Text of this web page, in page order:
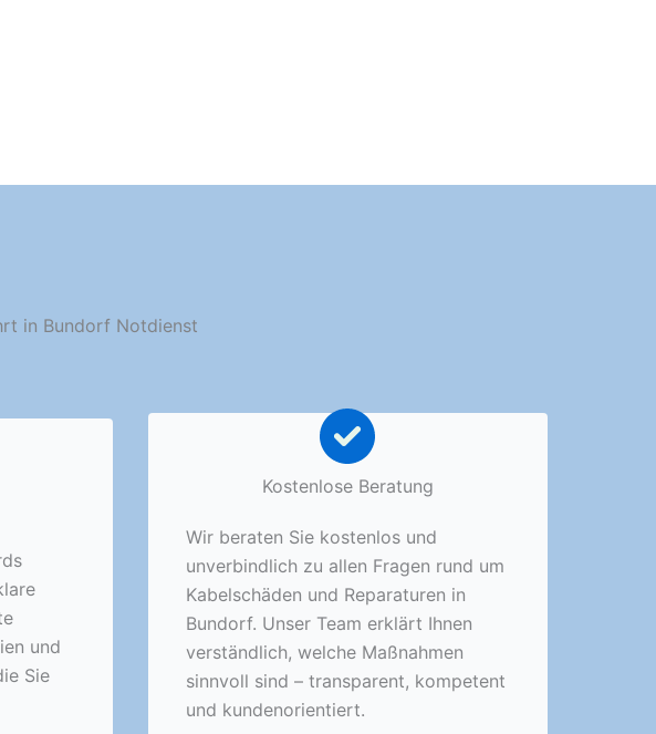
in Bundorf Notdienst
und
Sie
Kostenlose Beratung
Wir beraten Sie kostenlos und
unverbindlich zu allen Fragen rund um
Kabelschäden und Reparaturen in
Bundorf. Unser Team erklärt Ihnen
verständlich, welche Maßnahmen
sinnvoll sind – transparent, kompetent
und kundenorientiert.